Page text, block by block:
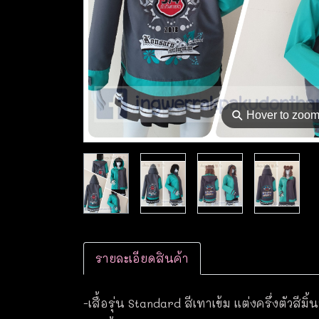
⚲ Hover to zoom
รายละเอียดสินค้า
-เสื้อรุ่น Standard สีเทาเข้ม แต่งครึ่งตัวสีมิ้